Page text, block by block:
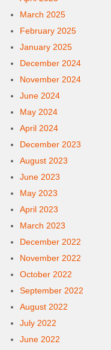
March 2025
February 2025
January 2025
December 2024
November 2024
June 2024
May 2024
April 2024
December 2023
August 2023
June 2023
May 2023
April 2023
March 2023
December 2022
November 2022
October 2022
September 2022
August 2022
July 2022
June 2022